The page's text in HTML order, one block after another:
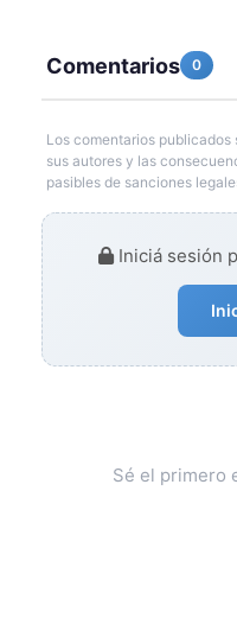
Comentarios 0
Los comentarios
sus autores y las
pasibles de sanciones
Iniciá sesión
Sé el primero